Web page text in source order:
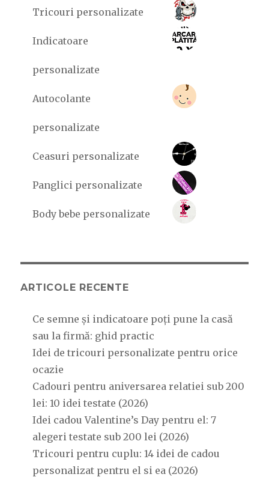
Tricouri personalizate
Indicatoare
personalizate
Autocolante
personalizate
Ceasuri personalizate
Panglici personalizate
Body bebe personalizate
ARTICOLE RECENTE
Ce semne și indicatoare poți pune la casă
sau la firmă: ghid practic
Idei de tricouri personalizate pentru orice
ocazie
Cadouri pentru aniversarea relatiei sub 200
lei: 10 idei testate (2026)
Idei cadou Valentine’s Day pentru el: 7
alegeri testate sub 200 lei (2026)
Tricouri pentru cuplu: 14 idei de cadou
personalizat pentru el si ea (2026)